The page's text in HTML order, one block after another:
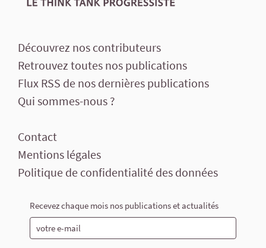
Découvrez nos contributeurs
Retrouvez toutes nos publications
Flux RSS de nos dernières publications
Qui sommes-nous ?
Contact
Mentions légales
Politique de confidentialité des données
Recevez chaque mois nos publications et actualités